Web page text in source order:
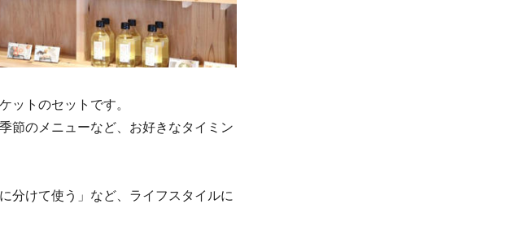
ットのセットです。
節のメニューなど、お好きなタイミン
分けて使う」など、ライフスタイルに